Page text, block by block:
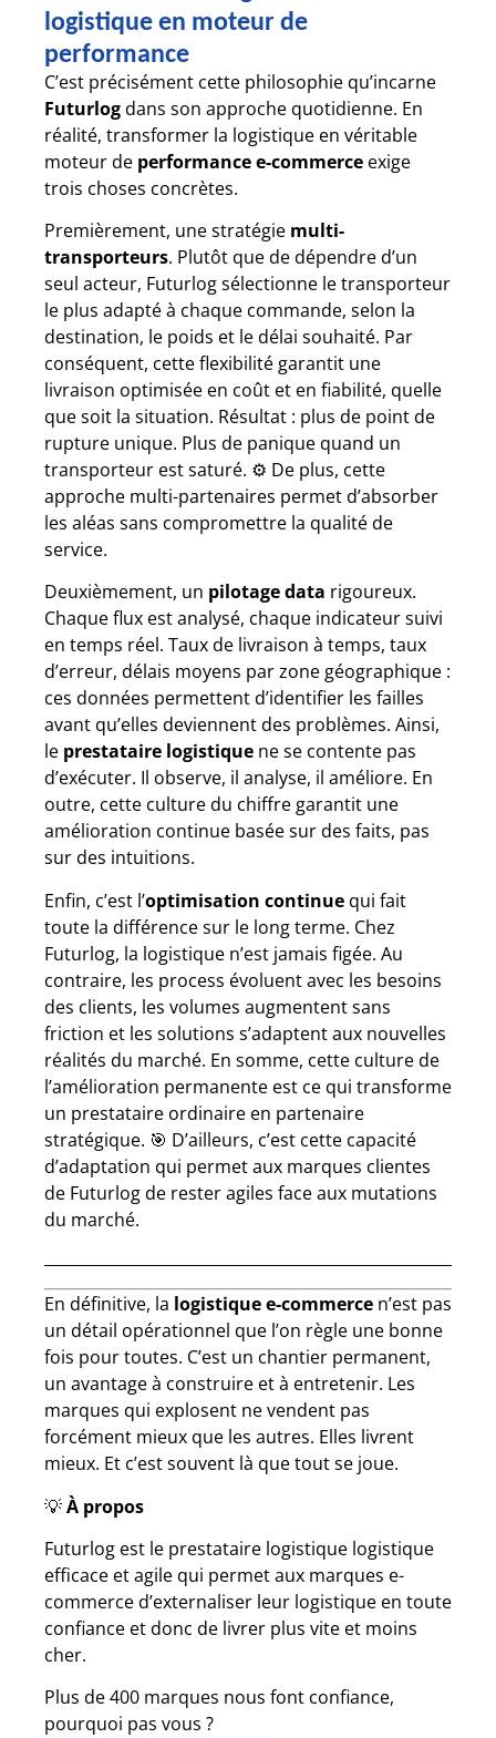
logistique en moteur de
performance
C’est précisément cette philosophie qu’incarne
Futurlogdans son approche quotidienne. En
réalité, transformer la logistique en véritable
moteur de performance e-commerce exige
trois choses concrètes.
Premièrement, une stratégie multi-
transporteurs. Plutôt que de dépendre d’un
seul acteur, Futurlog sélectionne le transporteur
le plus adapté à chaque commande, selon la
destination, le poids et le délai souhaité. Par
conséquent, cette flexibilité garantit une
livraison optimisée en coût et en fiabilité, quelle
que soit la situation. Résultat : plus de point de
rupture unique. Plus de panique quand un
transporteur est saturé. ⚙️ De plus, cette
approche multi-partenaires permet d’absorber
les aléas sans compromettre la qualité de
service.
Deuxièmement, un pilotage data rigoureux.
Chaque flux est analysé, chaque indicateur suivi
en temps réel. Taux de livraison à temps, taux
d’erreur, délais moyens par zone géographique :
ces données permettent d’identifier les failles
avant qu’elles deviennent des problèmes. Ainsi,
le prestataire logistique ne se contente pas
d’exécuter. Il observe, il analyse, il améliore. En
outre, cette culture du chiffre garantit une
amélioration continue basée sur des faits, pas
sur des intuitions.
Enfin, c’est l’optimisation continue qui fait
toute la différence sur le long terme. Chez
Futurlog, la logistique n’est jamais figée. Au
contraire, les process évoluent avec les besoins
des clients, les volumes augmentent sans
friction et les solutions s’adaptent aux nouvelles
réalités du marché. En somme, cette culture de
l’amélioration permanente est ce qui transforme
un prestataire ordinaire en partenaire
stratégique. 🎯 D’ailleurs, c’est cette capacité
d’adaptation qui permet aux marques clientes
de Futurlog de rester agiles face aux mutations
du marché.
En définitive, la logistique e-commerce n’est pas
un détail opérationnel que l’on règle une bonne
fois pour toutes. C’est un chantier permanent,
un avantage à construire et à entretenir. Les
marques qui explosent ne vendent pas
forcément mieux que les autres. Elles livrent
mieux. Et c’est souvent là que tout se joue.
💡À propos
Futurlog est le prestataire logistique logistique
efficace et agile qui permet aux marques e-
commerce d’externaliser leur logistique en toute
confiance et donc de livrer plus vite et moins
cher.
Plus de 400 marques nous font confiance,
pourquoi pas vous ?